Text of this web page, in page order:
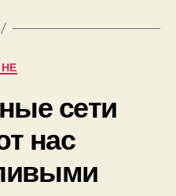
мам”
Категорії
сети
нас